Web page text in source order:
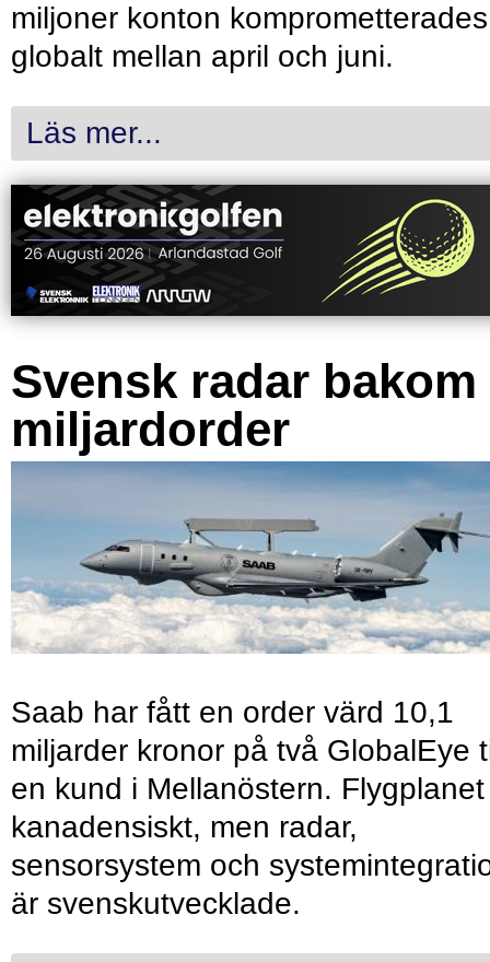
miljoner konton komprometterades
globalt mellan april och juni.
Läs mer...
Svensk radar bakom
miljardorder
Saab har fått en order värd 10,1
miljarder kronor på två GlobalEye
en kund i Mellanöstern.
kanadensiskt, men radar,
sensorsystem och
är svenskutvecklade.